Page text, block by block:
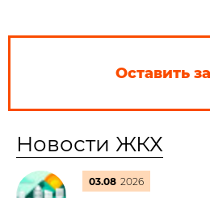
Оставить
Новости ЖКХ
03.08 2026